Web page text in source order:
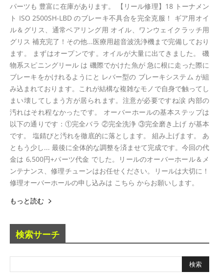
パーツも 豊富に在庫があります。 【リール修理】18 トーナメン
ト ISO 2500SH-LBD のブレーキ不具合を完全克服！ ギア用オイ
ル＆グリス、通常ベアリング用 オイル、ワンウェイクラッチ用
グリス 補充完了！その他...医療用超音波洗浄機まで完備しており
ます。 まずはオープンです。オイルが大量に出てきました。 磯
物系スピニングリール は 磯際でかけた魚が 急に根に走った際に
ブレーキをかけれるようにと レバー型の ブレーキシステム が組
み込まれております。これが結構な複雑なモノで自身で触ってし
まい壊してしまう方が居られます。注意が必要ですね涙 内部の
汚れはそれ程なかったです。 オーバーホールの基本ステップは
以下の通りです：①完全バラ ②完全洗浄 ③完全磨き上げ が基本
です。 塩錆びと汚れを徹底的に落とします。 組み上げます。 あ
ともう少し... 最後に全体的な調整を済ませて完成です。今回の代
金は 6,500円+パーツ代金 でした。リールのオーバーホール＆メ
ンテナンス、修理チューンはお任せください。リールは大切に！
修理オーバーホールの申し込みは こちら からお願いします。
もっと読む
検索サーチ